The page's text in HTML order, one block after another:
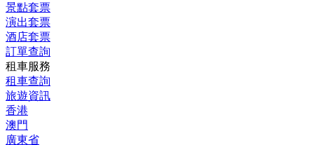
景點套票
演出套票
酒店套票
訂單查詢
租車服務
租車查詢
旅遊資訊
香港
澳門
廣東省